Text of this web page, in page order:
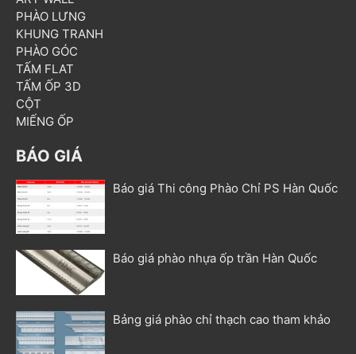
PHÀO LƯNG
KHUNG TRANH
PHÀO GÓC
TẤM FLAT
TẤM ỐP 3D
CỘT
MIẾNG ỐP
BÁO GIÁ
Báo giá Thi công Phào Chỉ PS Hàn Quốc
Báo giá phào nhựa ốp trần Hàn Quốc
Bảng giá phào chỉ thạch cao tham khảo